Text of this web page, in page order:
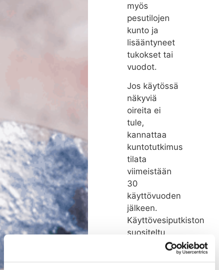
myös
pesutilojen
kunto ja
lisääntyneet
tukokset tai
vuodot.
Jos käytössä
näkyviä
oireita ei
tule,
kannattaa
kuntotutkimus
tilata
viimeistään
30
käyttövuoden
jälkeen.
Käyttövesiputkiston
suositeltu
remonttiväli